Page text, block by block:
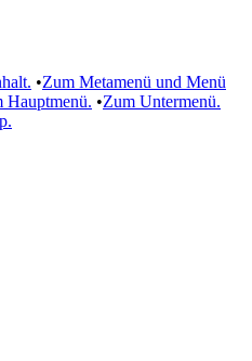
•Zum Metamenü und Menü
Hauptmenü. •Zum Untermenü.